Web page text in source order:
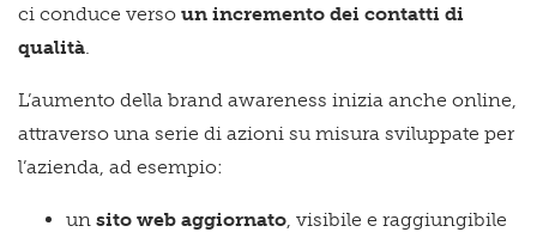
ci conduce verso un incremento dei contatti di
qualità
L’aumento della brand awareness inizia anche online,
attraverso una serie di azioni su misura sviluppate per
l’azienda, ad esempio:
un sito web aggiornato , visibile e raggiungibile